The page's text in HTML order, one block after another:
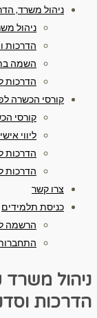
ניהול משרד,
ניהול
הדרכות
השמה
הדרכות
קורסי הכשרה
קורסי
ליווי
הדרכות
הדרכות
צרו קשר
כניסת תלמידים
הרשמה
ניהול משרד
הדרכות